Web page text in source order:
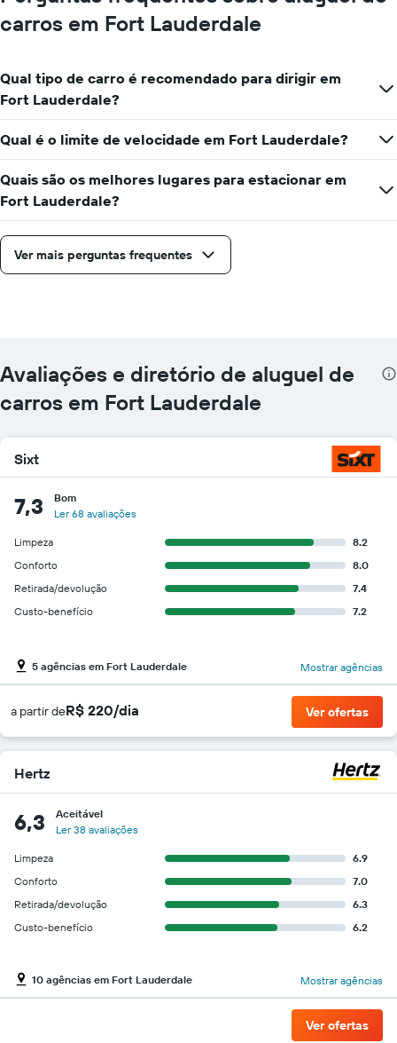
carros em Fort Lauderdale
Qual tipo de carro é recomendado para dirigir em
Fort Lauderdale?
Qual é o limite de velocidade em Fort Lauderdale?
Quais são os melhores lugares para estacionar em
Fort Lauderdale?
Ver mais perguntas frequentes
Avaliações e diretório de aluguel de
carros em Fort Lauderdale
Sixt
7,3
Bom
Ler 68 avaliações
Limpeza
8.2
Conforto
8.0
Retirada/devolução
7.4
Custo-benefício
7.2
5 agências em Fort Lauderdale Mostrar agências
a partir deR$ 220/dia Ver ofertas
Hertz
6,3
Aceitável
Ler 38 avaliações
Limpeza
6.9
Conforto
7.0
Retirada/devolução
6.3
Custo-benefício
6.2
10 agências em Fort Lauderdale Mostrar agências
Ver ofertas